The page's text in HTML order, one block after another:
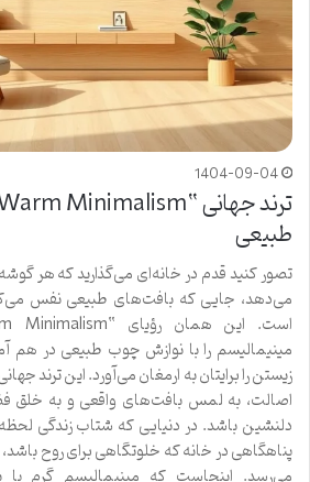
1404-09-04
طبیعی
تصور کنید قدم در خانه‌ای می‌گذارید که هر
می‌دهد، جایی که بافت‌های طبیعی نفس
مینیمالیسم را با نوازش چوب طبیعی در هم
زیستن را برایتان به ارمغان می‌آورد. این ترند
اصالت، به لمس بافت‌های واقعی و به خلق
دلنشین باشد. در دنیایی که شتاب زندگی
پناهگاهی در خانه که خلوتگاهی برای روح